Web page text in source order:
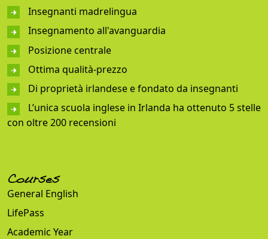
Insegnanti madrelingua
Insegnamento all'avanguardia
Posizione centrale
Ottima qualità-prezzo
Di proprietà irlandese e fondato da insegnanti
L’unica scuola inglese in Irlanda ha ottenuto 5 stelle
con oltre 200 recensioni
Courses
General English
LifePass
Academic Year